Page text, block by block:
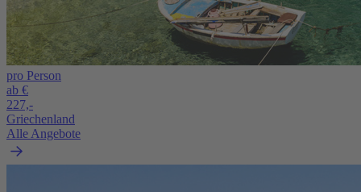
pro Person
ab €
227,-
Griechenland
Alle Angebote